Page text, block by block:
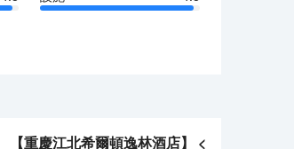
【重慶江北希爾頓逸林酒店】 <